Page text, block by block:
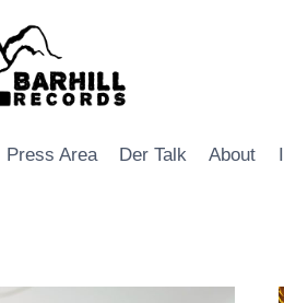
Press Area Der Talk About